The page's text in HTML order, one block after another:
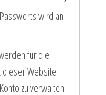
wird an
für die
dieser Website
zu verwalten